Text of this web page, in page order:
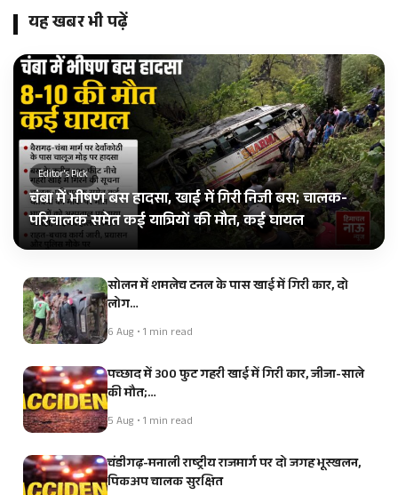
यह खबर भी पढ़ें
Editor's Pick
चंबा में भीषण बस हादसा, खाई में गिरी निजी बस; चालक-
परिचालक समेत कई यात्रियों की मौत, कई घायल
सोलन में शमलेच टनल के पास खाई में गिरी कार, दो
लोग…
6 Aug • 1 min read
पच्छाद में 300 फुट गहरी खाई में गिरी कार, जीजा-साले
की मौत;…
5 Aug • 1 min read
चंडीगढ़-मनाली राष्ट्रीय राजमार्ग पर दो जगह भूस्खलन,
पिकअप चालक सुरक्षित